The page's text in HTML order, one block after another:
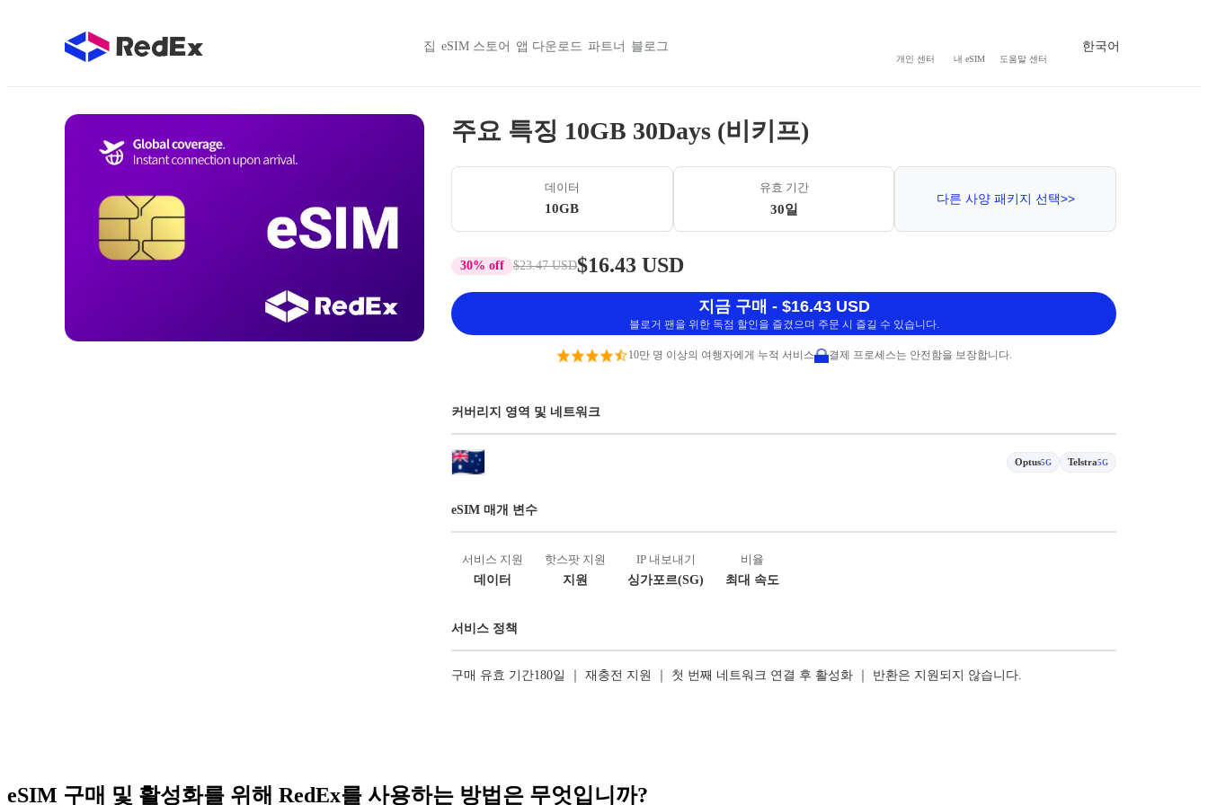
집 eSIM 스토어 앱 다운로드 파트너 블로그
개인 센터 내 eSIM 도움말 센터
한국어
주요 특징 10GB 30Days (비키프)
데이터
10GB
유효 기간
30일
다른 사양 패키지 선택>>
30% off $23.47 USD$16.43 USD
지금 구매 - $16.43 USD
블로거 팬을 위한 독점 할인을 즐겼으며 주문 시 즐길 수 있습니다.
10만 명 이상의 여행자에게 누적 서비스 결제 프로세스는 안전함을 보장합니다.
커버리지 영역 및 네트워크
Optus5G Telstra5G
eSIM 매개 변수
서비스 지원
데이터
핫스팟 지원
지원
IP 내보내기
싱가포르(SG)
비율
최대 속도
서비스 정책
구매 유효 기간180일 ｜ 재충전 지원 ｜ 첫 번째 네트워크 연결 후 활성화 ｜ 반환은 지원되지 않습니다.
eSIM 구매 및 활성화를 위해 RedEx를 사용하는 방법은 무엇입니까?